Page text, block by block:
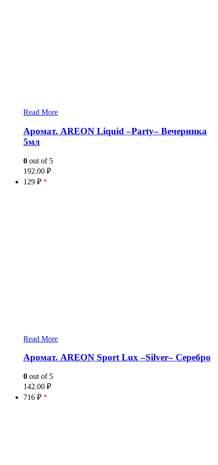
Read More
Аромат. AREON Liquid –Party– Вечеринка
5мл
0 out of 5
192.00 ₽
129 ₽ *
Read More
Аромат. AREON Sport Lux –Silver– Серебро
0 out of 5
142.00 ₽
716 ₽ *